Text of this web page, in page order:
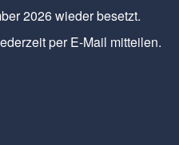
2026 wieder besetzt.
per E-Mail mitteilen.